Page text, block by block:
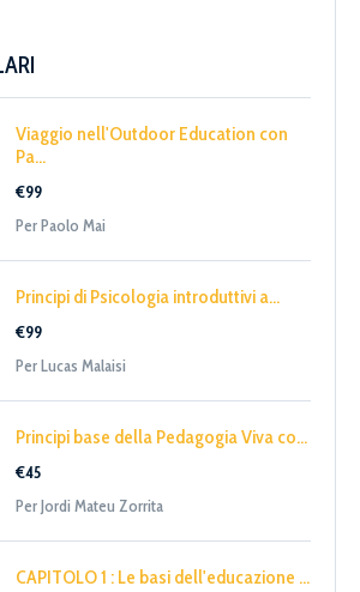
Viaggio nell'Outdoor Education con
Pa...
€99
Per Paolo Mai
Principi di Psicologia introduttivi a...
€99
Per Lucas Malaisi
Principi base della Pedagogia Viva co...
€45
Per Jordi Mateu Zorrita
CAPITOLO 1 : Le basi dell'educazione ...